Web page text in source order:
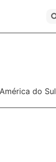
América do Sul